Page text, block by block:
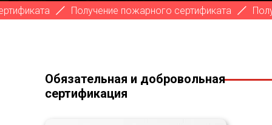
Получение пожарного сертификата Получение
Обязательная и добровольная
сертификация